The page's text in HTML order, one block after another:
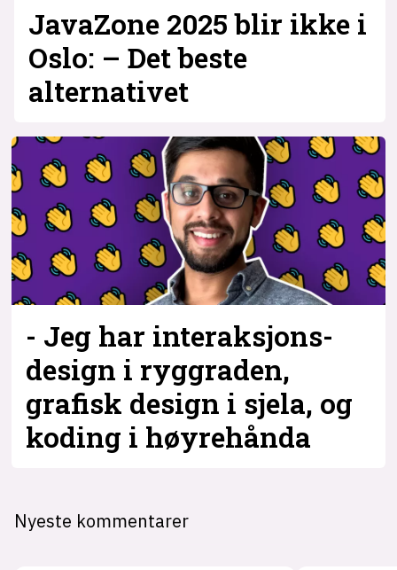
JavaZone 2025 blir ikke i
Oslo: – Det beste
alternativet
- Jeg har interaksjons­
design i ryggraden,
grafisk design i sjela, og
koding i høyrehånda
Nyeste kommentarer